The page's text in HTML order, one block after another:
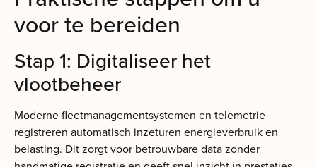
voor te bereiden
Stap 1: Digitaliseer het
vlootbeheer
Moderne fleetmanagementsystemen en telemetrie
registreren automatisch inzeturen energieverbruik en
belasting. Dit zorgt voor betrouwbare data zonder